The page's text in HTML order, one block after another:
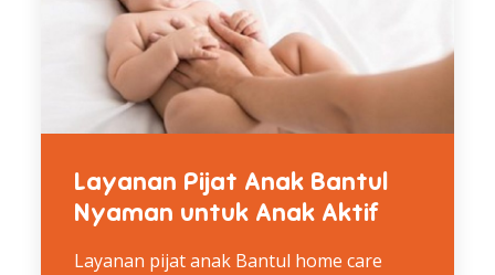
Layanan Pijat Anak Bantul
Nyaman untuk Anak Aktif
Layanan pijat anak Bantul home care